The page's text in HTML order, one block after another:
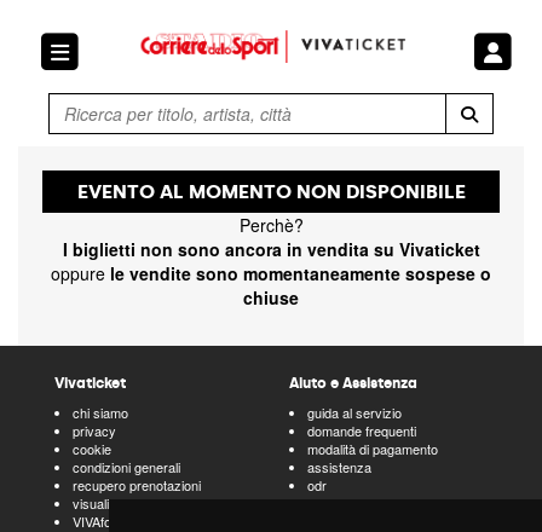
Ricerca
EVENTO AL MOMENTO NON DISPONIBILE
Perchè?
I biglietti non sono ancora in vendita su Vivaticket
oppure le vendite sono momentaneamente sospese o
chiuse
Vivaticket
chi siamo
privacy
cookie
condizioni generali
recupero prenotazioni
visualizza ricevuta
VIVAforVoucher
Aiuto e Assistenza
guida al servizio
domande frequenti
modalità di pagamento
assistenza
odr